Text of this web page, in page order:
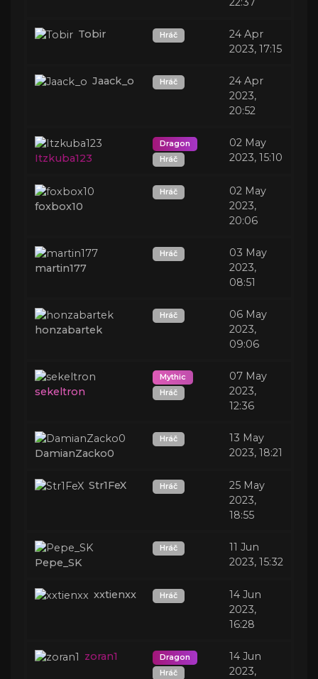
Tobir Hráč
24 Apr
2023, 17:15
Jaack_o Hráč
24 Apr
2023,
20:52
Itzkuba123
Dragon
Hráč
02 May
2023, 15:10
foxbox10
Hráč
02 May
2023,
20:06
martin177
Hráč
03 May
2023,
08:51
honzabartek
Hráč
06 May
2023,
09:06
sekeltron
Mythic
Hráč
07 May
2023,
12:36
DamianZacko0
Hráč
13 May
2023, 18:21
Str1FeX Hráč
25 May
2023,
18:55
Pepe_SK
Hráč
11 Jun
2023, 15:32
xxtienxx Hráč
14 Jun
2023,
16:28
zoran1
Dragon
Hráč
14 Jun
2023,